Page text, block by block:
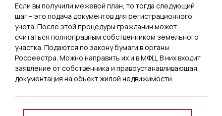
Если вы получили межевой план, то тогда следующий
шаг – это подача документов для регистрационного
учета. После этой процедуры гражданин может
считаться полноправным собственником земельного
участка. Подаются по закону бумаги в органы
Росреестра. Можно направить их и в МФЦ. В них входит
заявление от собственника и правоустанавливающая
документация на объект жилой недвижимости.